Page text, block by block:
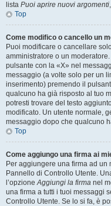
lista Puoi aprire nuovi argomenti,
Top
Come modifico o cancello un
Puoi modificare o cancellare
amministratore o un
pulsante con la «X» nel
messaggio (a volte solo per un
inserimento) premendo il
qualcuno ha già risposto al tuo
potresti trovare del testo
modificato. Un utente normale,
messaggio dopo che qualcuno
Top
Come aggiungo una firma ai
Per aggiungere una firma ad un
Pannello di Controllo Utente.
l’opzioneAggiungi la firma nel
una firma a tutti i tuoi messaggi
Controllo Utente. Se lo si fa, è